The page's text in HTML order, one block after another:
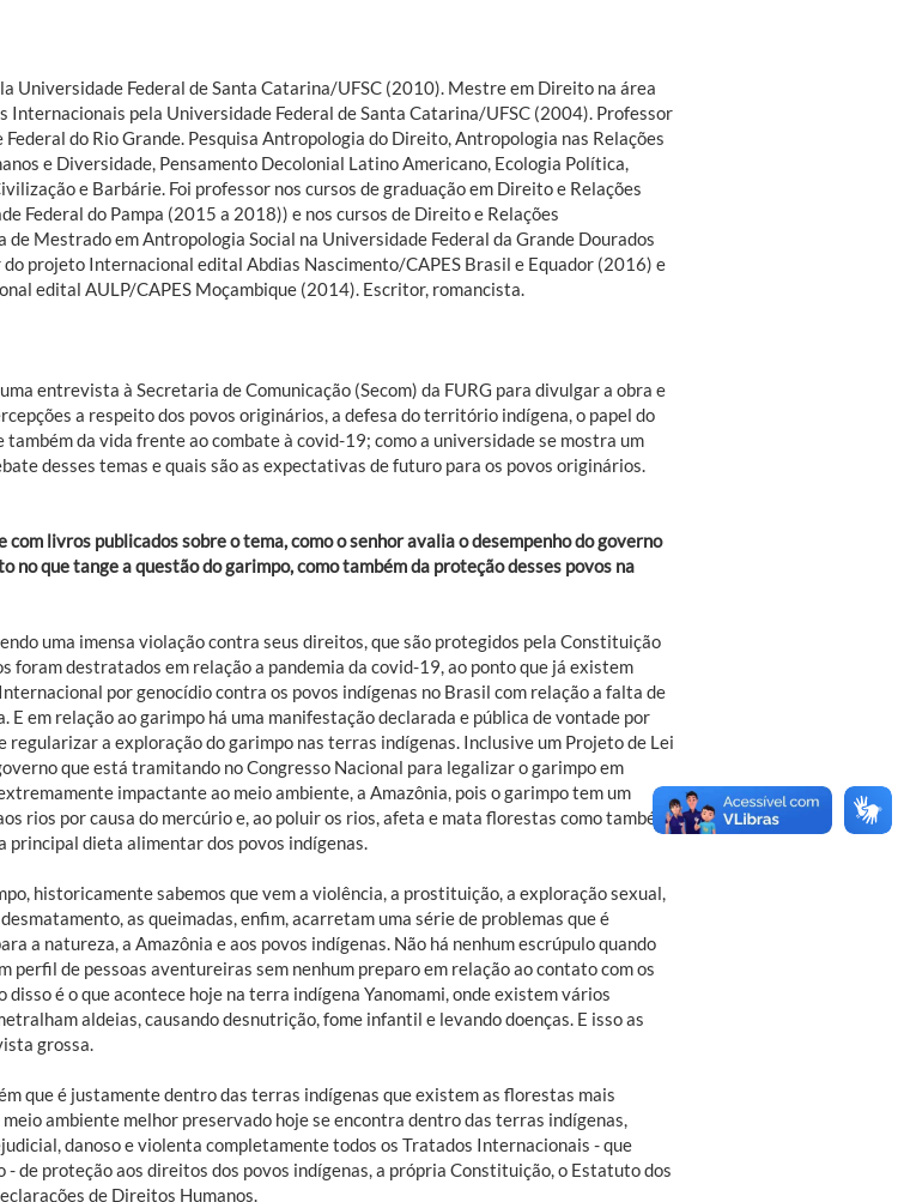
Universidade Federal de Santa Catarina/UFSC (2010). Mestre em Direito na área
Internacionais pela Universidade Federal de Santa Catarina/UFSC (2004). Professor
do Rio Grande. Pesquisa Antropologia do Direito, Antropologia nas Relações
e Diversidade, Pensamento Decolonial Latino Americano, Ecologia Política,
e Barbárie. Foi professor nos cursos de graduação em Direito e Relações
Federal do Pampa (2015 a 2018)) e nos cursos de Direito e Relações
de Mestrado em Antropologia Social na Universidade Federal da Grande Dourados
projeto Internacional edital Abdias Nascimento/CAPES Brasil e Equador (2016) e
edital AULP/CAPES Moçambique (2014). Escritor, romancista.
entrevista à Secretaria de Comunicação (Secom) da FURG para divulgar a obra e
a respeito dos povos originários, a defesa do território indígena, o papel do
da vida frente ao combate à covid-19; como a universidade se mostra um
desses temas e quais são as expectativas de futuro para os povos originários.
com livros publicados sobre o tema, como o senhor avalia o desempenho do governo
no que tange a questão do garimpo, como também da proteção desses povos na
uma imensa violação contra seus direitos, que são protegidos pela Constituição
foram destratados em relação a pandemia da covid-19, ao ponto que já existem
por genocídio contra os povos indígenas no Brasil com relação a falta de
E em relação ao garimpo há uma manifestação declarada e pública de vontade por
regularizar a exploração do garimpo nas terras indígenas. Inclusive um Projeto de Lei
que está tramitando no Congresso Nacional para legalizar o garimpo em
impactante ao meio ambiente, a Amazônia, pois o garimpo tem um
rios por causa do mercúrio e, ao poluir os rios, afeta e mata florestas como também
principal dieta alimentar dos povos indígenas.
historicamente sabemos que vem a violência, a prostituição, a exploração sexual,
as queimadas, enfim, acarretam uma série de problemas que é
a natureza, a Amazônia e aos povos indígenas. Não há nenhum escrúpulo quando
perfil de pessoas aventureiras sem nenhum preparo em relação ao contato com os
disso é o que acontece hoje na terra indígena Yanomami, onde existem vários
aldeias, causando desnutrição, fome infantil e levando doenças. E isso as
grossa.
que é justamente dentro das terras indígenas que existem as florestas mais
ambiente melhor preservado hoje se encontra dentro das terras indígenas,
danoso e violenta completamente todos os Tratados Internacionais - que
de proteção aos direitos dos povos indígenas, a própria Constituição, o Estatuto dos
de Direitos Humanos.